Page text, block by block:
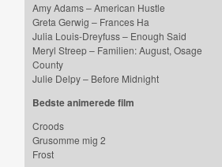
Amy Adams – American Hustle
Greta Gerwig – Frances Ha
Julia Louis-Dreyfuss – Enough Said
Meryl Streep – Familien: August, Osage
County
Julie Delpy – Before Midnight
Bedste animerede film
Croods
Grusomme mig 2
Frost